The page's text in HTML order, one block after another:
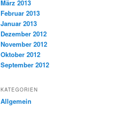
März 2013
Februar 2013
Januar 2013
Dezember 2012
November 2012
Oktober 2012
September 2012
KATEGORIEN
Allgemein